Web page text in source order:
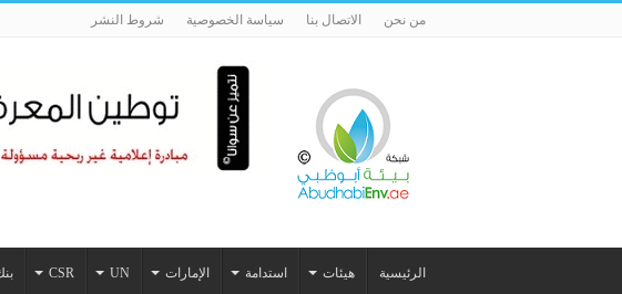
من نحن الاتصال بنا سياسة الخصوصية شروط النشر
الرئيسية هيئات استدامة الإمارات UN
CSR